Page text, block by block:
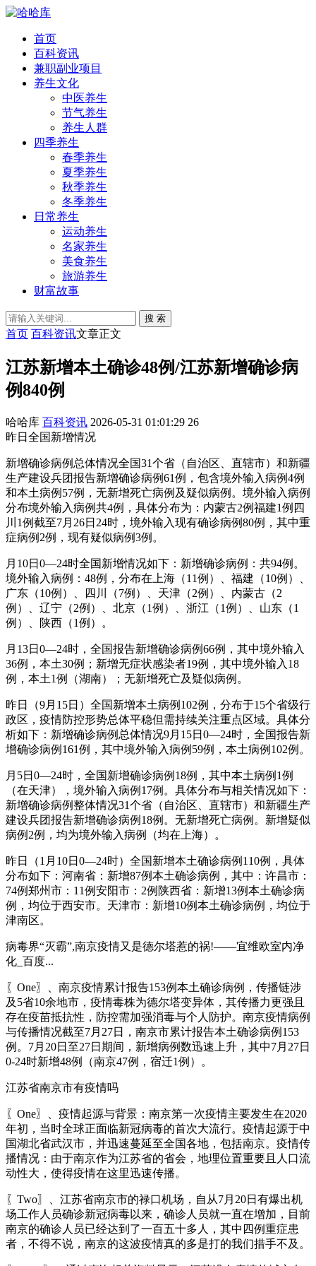
首页
百科资讯
兼职副业项目
养生文化
中医养生
节气养生
养生人群
四季养生
春季养生
夏季养生
秋季养生
冬季养生
日常养生
运动养生
名家养生
美食养生
旅游养生
财富故事
搜 索
首页 百科资讯文章正文
江苏新增本土确诊48例/江苏新增确诊病
例840例
哈哈库 百科资讯 2026-05-31 01:01:29 26
昨日全国新增情况
新增确诊病例总体情况全国31个省（自治区、直辖市）和新疆
生产建设兵团报告新增确诊病例61例，包含境外输入病例4例
和本土病例57例，无新增死亡病例及疑似病例。境外输入病例
分布境外输入病例共4例，具体分布为：内蒙古2例福建1例四
川1例截至7月26日24时，境外输入现有确诊病例80例，其中重
症病例2例，现有疑似病例3例。
月10日0—24时全国新增情况如下：新增确诊病例：共94例。
境外输入病例：48例，分布在上海（11例）、福建（10例）、
广东（10例）、四川（7例）、天津（2例）、内蒙古（2
例）、辽宁（2例）、北京（1例）、浙江（1例）、山东（1
例）、陕西（1例）。
月13日0—24时，全国报告新增确诊病例66例，其中境外输入
36例，本土30例；新增无症状感染者19例，其中境外输入18
例，本土1例（湖南）；无新增死亡及疑似病例。
昨日（9月15日）全国新增本土病例102例，分布于15个省级行
政区，疫情防控形势总体平稳但需持续关注重点区域。具体分
析如下：新增确诊病例总体情况9月15日0—24时，全国报告新
增确诊病例161例，其中境外输入病例59例，本土病例102例。
月5日0—24时，全国新增确诊病例18例，其中本土病例1例
（在天津），境外输入病例17例。具体分布与相关情况如下：
新增确诊病例整体情况31个省（自治区、直辖市）和新疆生产
建设兵团报告新增确诊病例18例。无新增死亡病例。新增疑似
病例2例，均为境外输入病例（均在上海）。
昨日（1月10日0—24时）全国新增本土确诊病例110例，具体
分布如下：河南省：新增87例本土确诊病例，其中：许昌市：
74例郑州市：11例安阳市：2例陕西省：新增13例本土确诊病
例，均位于西安市。天津市：新增10例本土确诊病例，均位于
津南区。
病毒界“灭霸”,南京疫情又是德尔塔惹的祸!——宜维欧室内净
化_百度...
〖One〗、南京疫情累计报告153例本土确诊病例，传播链涉
及5省10余地市，疫情毒株为德尔塔变异体，其传播力更强且
存在疫苗抵抗性，防控需加强消毒与个人防护。南京疫情病例
与传播情况截至7月27日，南京市累计报告本土确诊病例153
例。7月20日至27日期间，新增病例数迅速上升，其中7月27日
0-24时新增48例（南京47例，宿迁1例）。
江苏省南京市有疫情吗
〖One〗、疫情起源与背景：南京第一次疫情主要发生在2020
年初，当时全球正面临新冠病毒的首次大流行。疫情起源于中
国湖北省武汉市，并迅速蔓延至全国各地，包括南京。疫情传
播情况：由于南京作为江苏省的省会，地理位置重要且人口流
动性大，使得疫情在这里迅速传播。
〖Two〗、江苏省南京市的禄口机场，自从7月20日有爆出机
场工作人员确诊新冠病毒以来，确诊人员就一直在增加，目前
南京的确诊人员已经达到了一百五十多人，其中四例重症患
者，不得不说，南京的这波疫情真的多是打的我们措手不及。